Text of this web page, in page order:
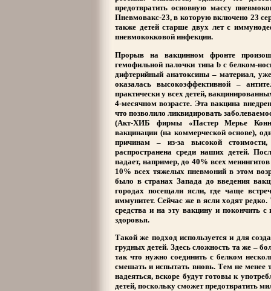
предотвратить основную массу
Пневмовакс-23, в которую включено 23
также детей старше двух лет с
пневмококковой инфекции.
Прорыв на вакцинном фронте
гемофильной палочки типа b с белком-
дифтерийный анатоксины – материал,
оказалась высокоэффективной –
практически у всех детей,
4-месячном возрасте. Эта вакцина
что позволило ликвидировать
(Акт-ХИБ фирмы «Пастер Мерье
вакцинации (на коммерческой основе),
причинам – из-за высокой
распространена среди наших детей.
падает, например, до 40% всех
10% всех тяжелых пневмоний в этом
было в странах Запада до введения
городах посещали ясли, где чаще
иммунитет. Сейчас же в ясли ходят
средства и на эту вакцину и покончить с
здоровья.
Такой же подход используется и для
грудных детей. Здесь сложность та же –
так что нужно соединить с белком
смешать и испытать вновь. Тем не менее
надеяться, вскоре будут готовы к
детей, поскольку сможет предотвратить